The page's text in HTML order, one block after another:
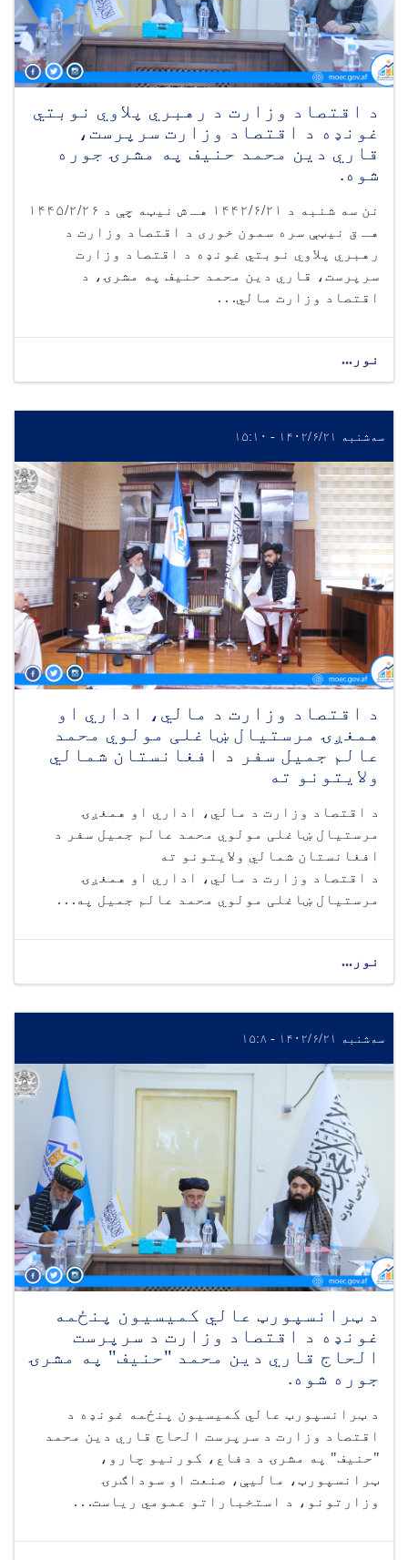
د اقتصاد وزارت د رهبري پلاوي نوبتي
غونډه د اقتصاد وزارت سرپرست،
قاري دین محمد حنیف په مشرۍ جوره
شوه.
نن سه شنبه د ۱۴۴۲/۶/۲۱ هـ ش نیټه چې د ۱۴۴۵/۲/۲۶
هـ ق نیټې سره سمون خوری د اقتصاد وزارت د
رهبري پلاوي نوبتي غونډه د اقتصاد وزارت
سرپرست، قاري دین محمد حنیف په مشرۍ، د
اقتصاد وزارت مالي. . .
نور...
سه‌شنبه ۱۴۰۲/۶/۲۱ - ۱۵:۱۰
د اقتصاد وزارت د مالي، اداري او
همغږۍ مرستیال ښاغلی مولوي محمد
عالم جمیل سفر د افغانستان شمالي
ولایتونو ته
د اقتصاد وزارت د مالي، اداري او همغږۍ
مرستیال ښاغلی مولوي محمد عالم جمیل سفر د
افغانستان شمالي ولایتونو ته
د اقتصاد وزارت د مالي، اداري او همغږۍ
مرستیال ښاغلی مولوي محمد عالم جمیل په. . .
نور...
سه‌شنبه ۱۴۰۲/۶/۲۱ - ۱۵:۸
د ټرانسپورټ عالي کمیسیون پنځمه
غونډه د اقتصاد وزارت د سرپرست
الحاج قاري دین محمد "حنیف" په مشرۍ
جوره شوه.
د ټرانسپورټ عالي کمیسیون پنځمه غونډه د
اقتصاد وزارت د سرپرست الحاج قاري دین محمد
"حنیف" په مشرۍ د دفاع، کورنیو چارو،
ټرانسپورټ، مالیې، صنعت او سوداګرۍ
وزارتونو، د استخباراتو عمومي ریاست. . .